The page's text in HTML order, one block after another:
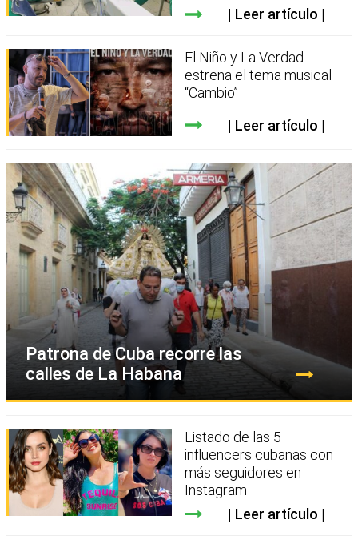
Leer artículo
El Niño y La Verdad
estrena el tema musical
“Cambio”
Leer artículo
Patrona de Cuba recorre las
calles de La Habana
Listado de las 5
influencers cubanas con
más seguidores en
Instagram
Leer artículo